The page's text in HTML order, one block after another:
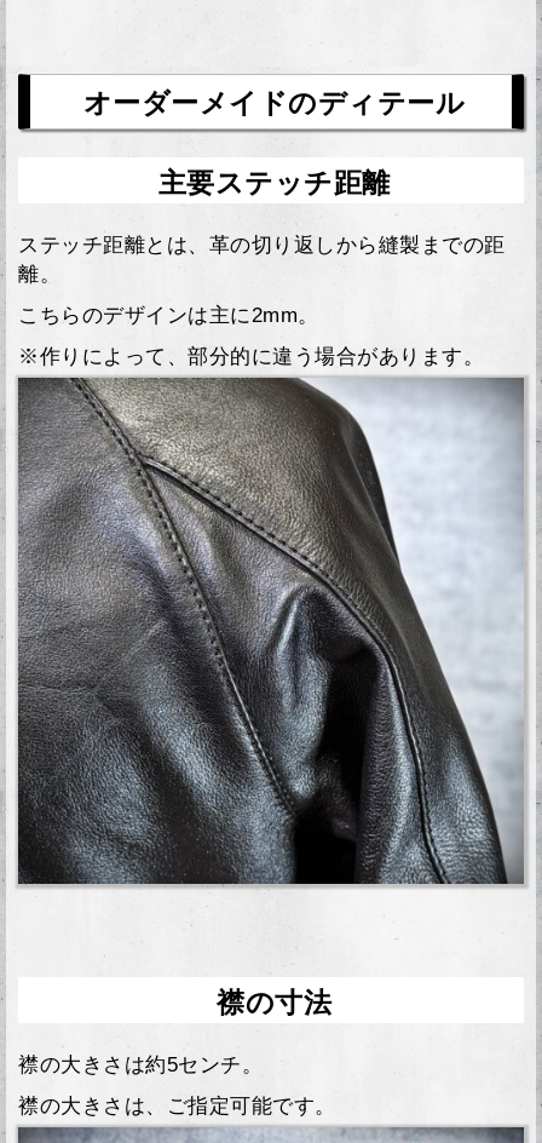
オーダーメイドのディテール
主要ステッチ距離
ステッチ距離とは、革の切り返しから縫製までの距
離。
こちらのデザインは主に2mm。
※作りによって、部分的に違う場合があります。
襟の寸法
襟の大きさは約5センチ。
襟の大きさは、ご指定可能です。